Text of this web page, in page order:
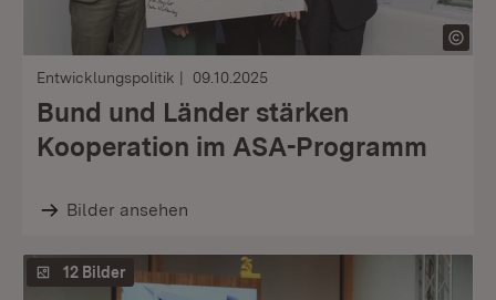
Entwicklungspolitik 09.10.2025
Bund und Länder stärken
Kooperation im ASA-Programm
Bilder ansehen
12 Bilder